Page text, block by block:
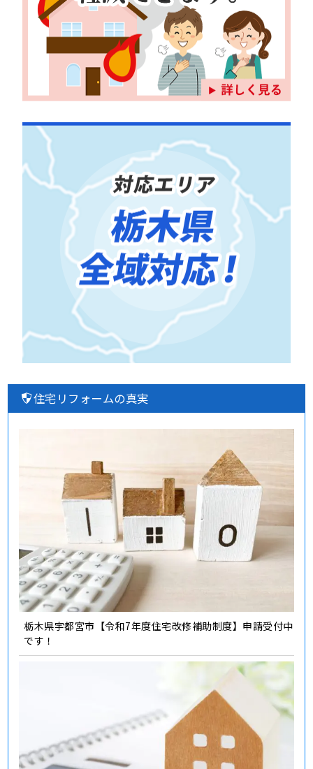
住宅リフォームの真実
栃木県宇都宮市【令和7年度住宅改修補助制度】申請受付中
です！